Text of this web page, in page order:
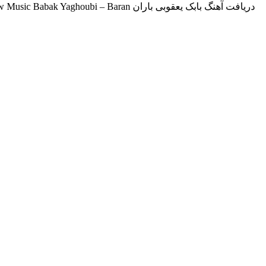
دانلود آهنگ جدید بابک یعقوبی بنام باران ملوبیت تقدیم میکند جدیدترین موزیک باران از بابک یعقوبی با بهترین کیفیت و متن ترانه Download New Music Babak Yaghoubi – Baran دریافت آهنگ بابک یعقوبی باران